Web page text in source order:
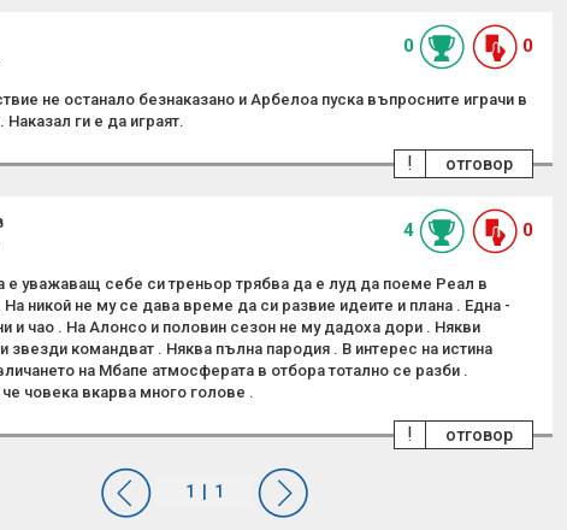
0 0
не останало безнаказано и Арбелоа пуска въпросните играчи в
Наказал ги е да играят.
отговор
!
4 0
е уважаващ себе си треньор трябва да е луд да поеме Реал в
никой не му се дава време да си развие идеите и плана . Една -
и чао . На Алонсо и половин сезон не му дадоха дори . Някви
звезди командват . Няква пълна пародия . В интерес на истина
на Мбапе атмосферата в отбора тотално се разби .
човека вкарва много голове .
отговор
!